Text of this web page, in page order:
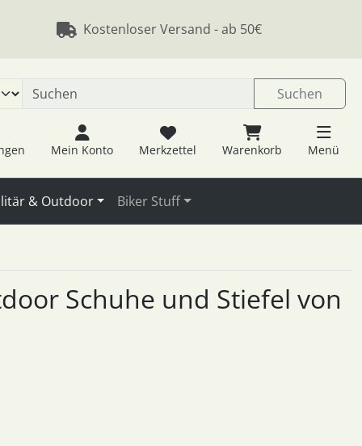
Kostenloser Versand - ab 50€
Suchen
Mein Konto Merkzettel Warenkorb Menü
& Outdoor Biker Stuff
Schuhe und Stiefel von